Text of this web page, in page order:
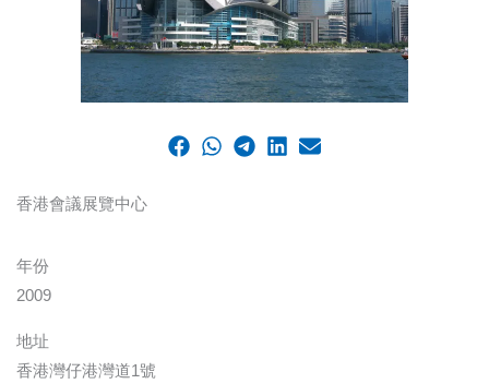
香港會議展覽中心
年份
2009
地址
香港灣仔港灣道1號